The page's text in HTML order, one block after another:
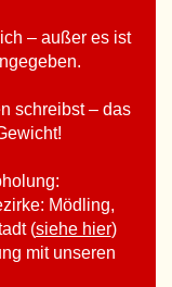
– außer es ist
schreibst – das
Mödling,
(siehe hier)
mit unseren